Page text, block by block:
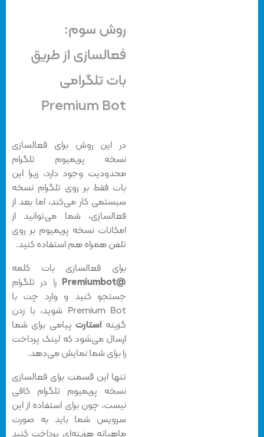
روش سوم:
فعالسازی از طریق
بات تلگرامی
Premium Bot
در این روش برای فعالسازی
نسخه پریمیوم تلگرام
محدودیت وجود دارد، زیرا این
بات فقط بر روی تلگرام نسخه
سیستمی کار می‌کند، اما بعد از
فعالسازی، شما می‌توانید از
امکانات نسخه پریمیوم بر روی
تلفن همراه هم استفاده کنید.
برای فعالسازی بات کلمه
را در تلگرام
جستجو کنید و وارد چت با
Premium Bot شوید، با زدن
گزینهاستارتپیامی برای شما
ارسال می‌شود که لینک پرداخت
را برای شما نمایش می‌دهد.
تنها این قسمت برای فعالسازی
نسخه پریمیوم تلگرام کافی
نیست، چون برای استفاده از این
سرویس شما باید به صورت
ماهیانه هزینه‌ای پرداخت کنید